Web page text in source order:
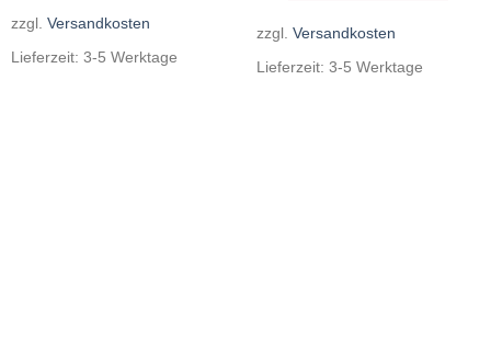
zzgl. Versandkosten
Lieferzeit: 3-5 Werktage
zzgl. Versandkosten
Lieferzeit: 3-5 Werktage